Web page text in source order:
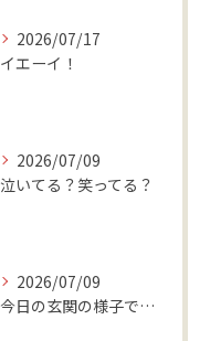
2026/07/17
イエーイ！
2026/07/09
泣いてる？笑ってる？
2026/07/09
今日の玄関の様子です。